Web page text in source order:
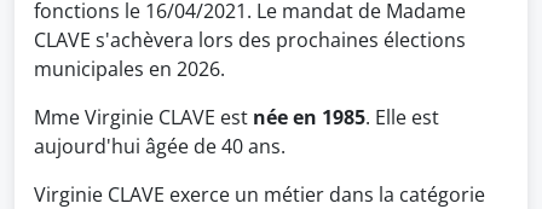
fonctions le 16/04/2021. Le mandat de Madame
CLAVE s'achèvera lors des prochaines élections
municipales en 2026.
Mme Virginie CLAVE est née en 1985. Elle est
aujourd'hui âgée de 40 ans.
Virginie CLAVE exerce un métier dans la catégorie